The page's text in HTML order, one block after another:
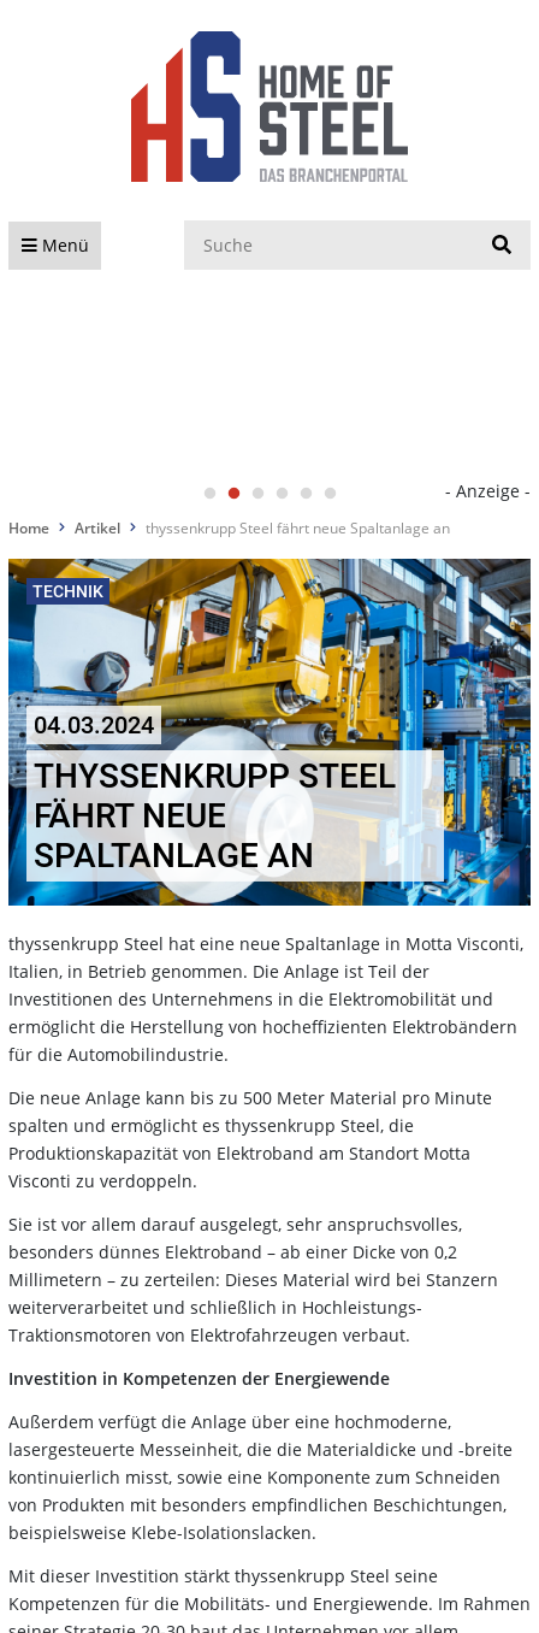
Menü
- Anzeige -
Home Artikel thyssenkrupp Steel fährt neue Spaltanlage an
TECHNIK
04.03.2024
THYSSENKRUPP STEEL
FÄHRT NEUE
SPALTANLAGE AN
thyssenkrupp Steel hat eine neue Spaltanlage in Motta Visconti,
Italien, in Betrieb genommen. Die Anlage ist Teil der
Investitionen des Unternehmens in die Elektromobilität und
ermöglicht die Herstellung von hocheffizienten Elektrobändern
für die Automobilindustrie.
Die neue Anlage kann bis zu 500 Meter Material pro Minute
spalten und ermöglicht es thyssenkrupp Steel, die
Produktionskapazität von Elektroband am Standort Motta
Visconti zu verdoppeln.
Sie ist vor allem darauf ausgelegt, sehr anspruchsvolles,
besonders dünnes Elektroband – ab einer Dicke von 0,2
Millimetern – zu zerteilen: Dieses Material wird bei Stanzern
weiterverarbeitet und schließlich in Hochleistungs-
Traktionsmotoren von Elektrofahrzeugen verbaut.
Investition in Kompetenzen der Energiewende
Außerdem verfügt die Anlage über eine hochmoderne,
lasergesteuerte Messeinheit, die die Materialdicke und -breite
kontinuierlich misst, sowie eine Komponente zum Schneiden
von Produkten mit besonders empfindlichen Beschichtungen,
beispielsweise Klebe-Isolationslacken.
Mit dieser Investition stärkt thyssenkrupp Steel seine
Kompetenzen für die Mobilitäts- und Energiewende. Im Rahmen